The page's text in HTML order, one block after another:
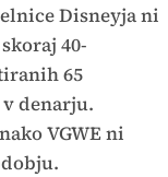
Disneyja ni
40-
65
denarju.
VGWE ni